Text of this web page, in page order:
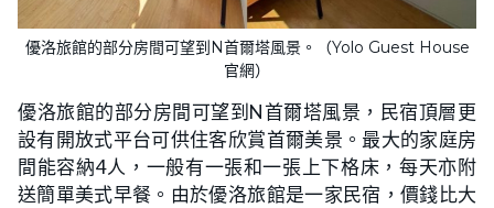
優洛旅館的部分房間可望到N首爾塔風景。（Yolo Guest House
官網）
優洛旅館的部分房間可望到N首爾塔風景，民宿頂層更
設有開放式平台可供住客欣賞首爾美景。最大的家庭房
間能容納4人，一般有一張和一張上下格床，每天亦附
送簡單美式早餐。由於優洛旅館是一家民宿，價錢比大